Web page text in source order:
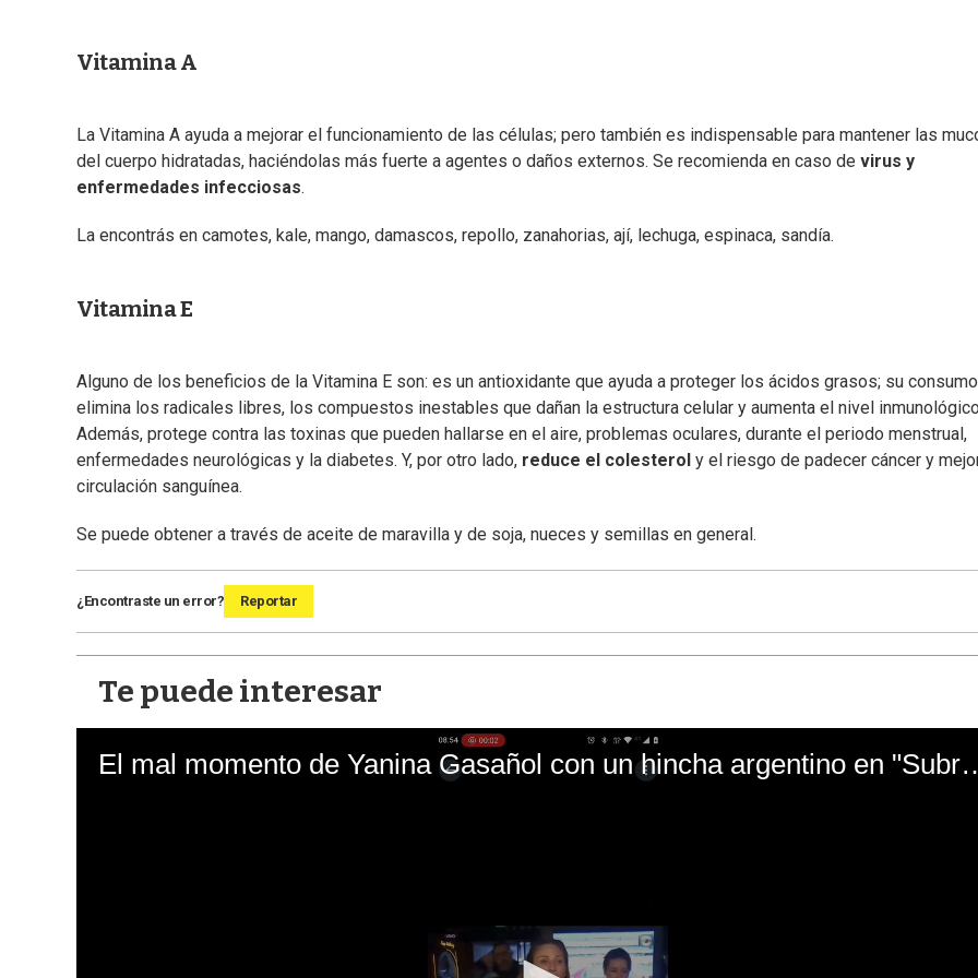
Vitamina A
La Vitamina A ayuda a mejorar el funcionamiento de las células; pero también es indispensable para mantener las
del cuerpo hidratadas, haciéndolas más fuerte a agentes o daños externos. Se recomienda en caso de virus y
enfermedades infecciosas.
La encontrás en camotes, kale, mango, damascos, repollo, zanahorias, ají, lechuga, espinaca, sandía.
Vitamina E
Alguno de los beneficios de la Vitamina E son: es un antioxidante que ayuda a proteger los ácidos grasos; su consumo
elimina los radicales libres, los compuestos inestables que dañan la estructura celular y aumenta el nivel
Además, protege contra las toxinas que pueden hallarse en el aire, problemas oculares, durante el periodo menstrual,
enfermedades neurológicas y la diabetes. Y, por otro lado, reduce el colesterol y el riesgo de padecer cáncer y
circulación sanguínea.
Se puede obtener a través de aceite de maravilla y de soja, nueces y semillas en general.
¿Encontraste un error? Reportar
Te puede interesar
El mal momento de Yanina